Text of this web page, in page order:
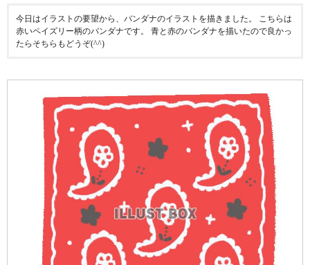
今日はイラストの要望から、バンダナのイラストを描きました。 こちらは
赤いペイズリー柄のバンダナです。 青と赤のバンダナを描いたので良かっ
たらそちらもどうぞ(^^)